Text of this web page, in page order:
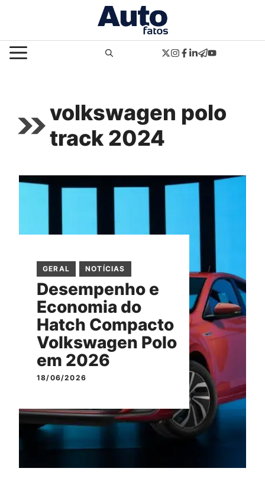
o
conteúdoMENU
volkswagen polo
track 2024
GERAL NOTÍCIAS
Desempenho e
Economia do
Hatch Compacto
Volkswagen Polo
em 2026
18/06/2026